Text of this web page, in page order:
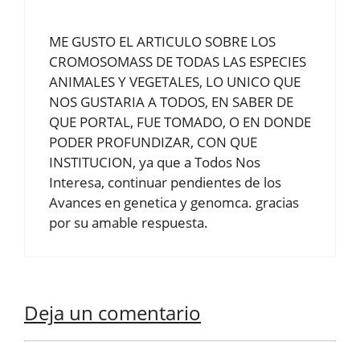
ME GUSTO EL ARTICULO SOBRE LOS
CROMOSOMASS DE TODAS LAS ESPECIES
ANIMALES Y VEGETALES, LO UNICO QUE
NOS GUSTARIA A TODOS, EN SABER DE
QUE PORTAL, FUE TOMADO, O EN DONDE
PODER PROFUNDIZAR, CON QUE
INSTITUCION, ya que a Todos Nos
Interesa, continuar pendientes de los
Avances en genetica y genomca. gracias
por su amable respuesta.
Deja un comentario